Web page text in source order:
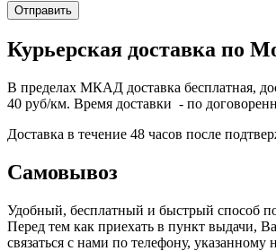
Курьерская доставка по
В пределах МКАД доставка бесплатная,
40 руб/км. Время доставки - по
Доставка в течение 48 часов после
Самовывоз
Удобный, бесплатный и быстрый способ
Перед тем как приехать в пункт выдачи,
связаться с нами по телефону, указанному